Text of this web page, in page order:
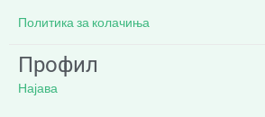
Политика за колачиња
Профил
Најава